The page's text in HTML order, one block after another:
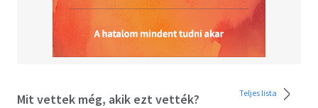
Mit vettek még, akik ezt vették? Teljes lista